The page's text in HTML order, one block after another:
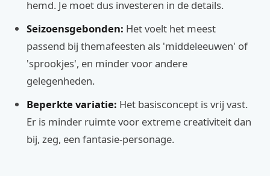
hemd. Je moet dus investeren in de details.
Seizoensgebonden: Het voelt het meest
passend bij themafeesten als 'middeleeuwen' of
'sprookjes', en minder voor andere
gelegenheden.
Beperkte variatie: Het basisconcept is vrij vast.
Er is minder ruimte voor extreme creativiteit dan
bij, zeg, een fantasie-personage.